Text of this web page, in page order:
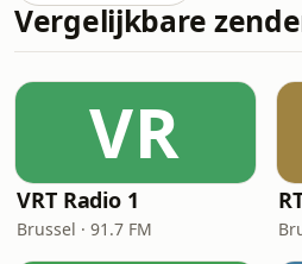
Vergelijkbare
VR
VRT Radio 1
Brussel · 91.7 FM